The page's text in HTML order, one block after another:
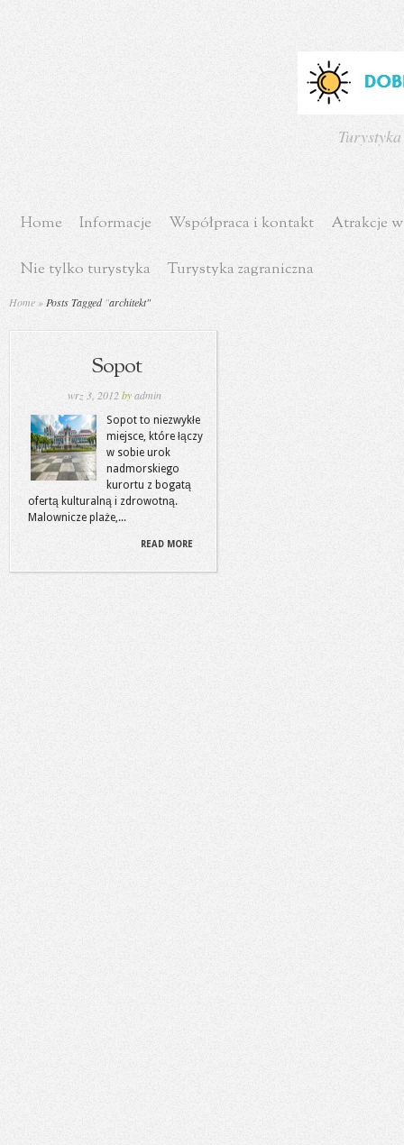
Home Informacje Współpraca i kontakt Atrakcje
Nie tylko turystyka Turystyka zagraniczna
Home » Posts Tagged "architekt"
Sopot
wrz 3, 2012byadmin
Sopot to niezwykłe
miejsce, które łączy
w sobie urok
nadmorskiego
kurortu z bogatą
ofertą kulturalną i zdrowotną.
Malownicze plaże,...
READ MORE